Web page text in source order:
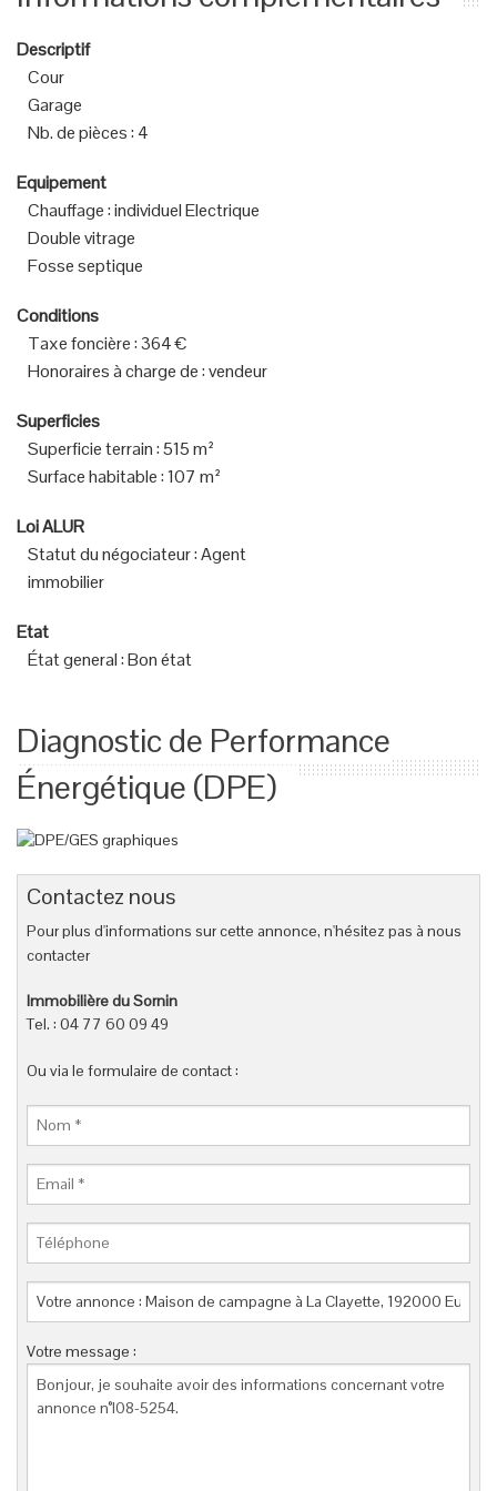
Descriptif
Cour
Garage
Nb. de pièces: 4
Equipement
Chauffage:individuel Electrique
Double vitrage
Fosse septique
Conditions
Taxe foncière:364 €
Honoraires à charge de:vendeur
Superficies
Superficie terrain:515 m²
Surface habitable:107 m²
Loi ALUR
Statut du négociateur:Agent
immobilier
Etat
État general:Bon état
Diagnostic de Performance
Énergétique (DPE)
Contactez nous
Pour plus d'informations sur cette annonce, n'hésitez pas à nous
contacter
Immobilière du Sornin
Tel. : 04 77 60 09 49
Ou via le formulaire de contact :
Votre message :